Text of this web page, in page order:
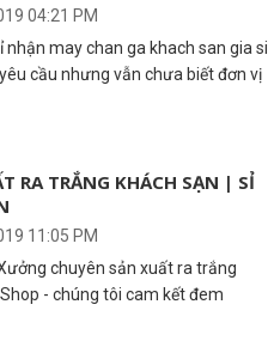
04:21 PM
nhận may chan ga khach san gia si
cầu nhưng vẫn chưa biết đơn vị
RA TRẮNG KHÁCH SẠN | SỈ
11:05 PM
chuyên sản xuất ra trắng
- chúng tôi cam kết đem